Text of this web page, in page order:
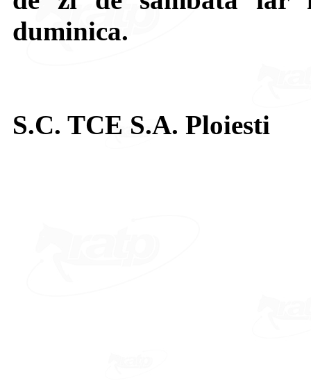
duminica.
S.C. TCE S.A. Ploiesti